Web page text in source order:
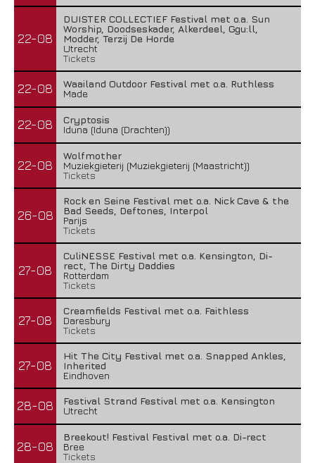
22-08
DUISTER COLLECTIEF Festival met o.a. Sun
Worship, Doodseskader, Alkerdeel, Ggu:ll,
Modder, Terzij De Horde
Utrecht
Tickets
22-08
Waailand Outdoor Festival met o.a. Ruthless
Made
22-08
Cryptosis
Iduna (Iduna (Drachten))
22-08
Wolfmother
Muziekgieterij (Muziekgieterij (Maastricht))
Tickets
26-08
Rock en Seine Festival met o.a. Nick Cave & the
Bad Seeds, Deftones, Interpol
Parijs
Tickets
27-08
CuliNESSE Festival met o.a. Kensington, Di-
rect, The Dirty Daddies
Rotterdam
Tickets
27-08
Creamfields Festival met o.a. Faithless
Daresbury
Tickets
27-08
Hit The City Festival met o.a. Snapped Ankles,
Inherited
Eindhoven
28-08
Festival Strand Festival met o.a. Kensington
Utrecht
28-08
Breekout! Festival Festival met o.a. Di-rect
Bree
Tickets